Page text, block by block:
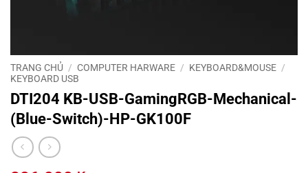
TRANG CHỦ / COMPUTER HARWARE / KEYBOARD&MOUSE /
KEYBOARD USB
DTI204 KB-USB-GamingRGB-Mechanical-
(Blue-Switch)-HP-GK100F